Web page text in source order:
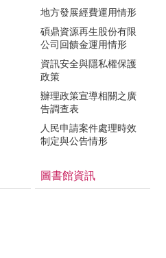
地方發展經費運用情形
碩鼎資源再生股份有限
公司回饋金運用情形
資訊安全與隱私權保護
政策
辦理政策宣導相關之廣
告調查表
人民申請案件處理時效
制定與公告情形
圖書館資訊